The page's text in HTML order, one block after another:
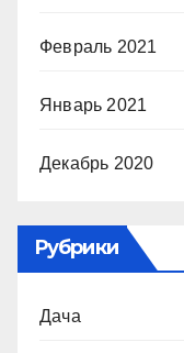
Февраль 2021
Январь 2021
Декабрь 2020
Рубрики
Дача